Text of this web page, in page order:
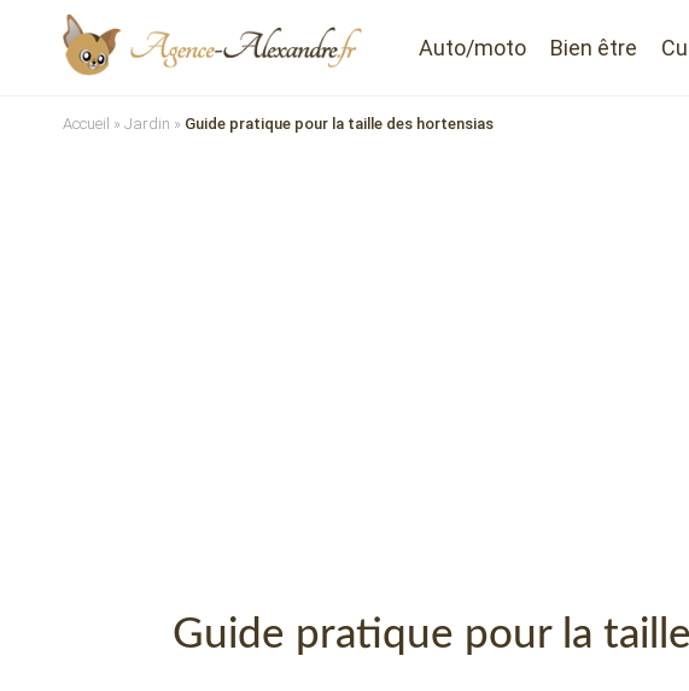
Auto/moto Bien être
Accueil » Jardin » Guide pratique pour la taille des hortensias
Guide pratique pour la